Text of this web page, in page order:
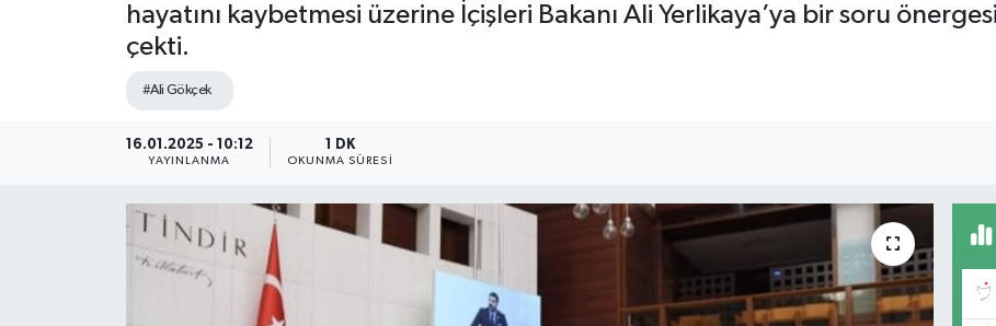
hayatını kaybetmesi üzerine İçişleri Bakanı Ali Yerlikaya’ya bir soru
çekti.
#Ali Gökçek
16.01.2025 - 10:12
YAYINLANMA
1 DK
OKUNMA SÜRESI